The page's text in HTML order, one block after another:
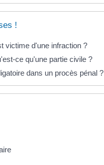
!
victime d'une infraction ?
ce qu'une partie civile ?
dans un procès pénal ?